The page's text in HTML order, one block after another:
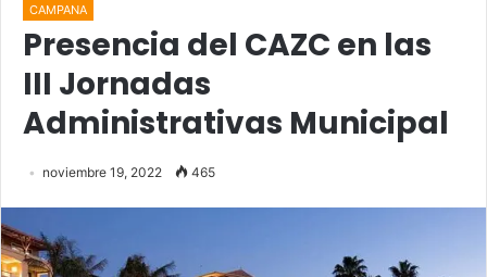
CAMPANA
Presencia del CAZC en las
III Jornadas
Administrativas Municipal
noviembre 19, 2022 465